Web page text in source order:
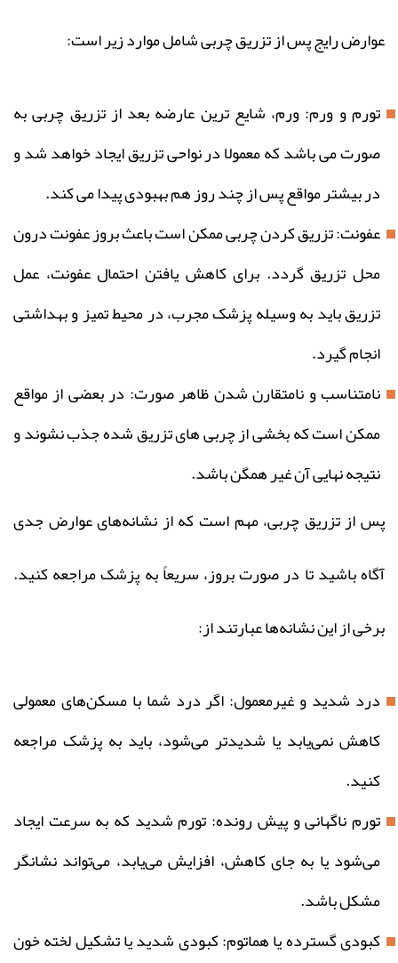
عوارض رایج پس از تزریق چربی شامل موارد زیر است:
تورم و ورم: ورم، شایع ترین عارضه بعد از تزریق چربی به
صورت می باشد که معمولا در نواحی تزریق ایجاد خواهد شد و
در بیشتر مواقع پس از چند روز هم بهبودی پیدا می کند.
عفونت: تزریق کردن چربی ممکن است باعث بروز عفونت درون
محل تزریق گردد. برای کاهش یافتن احتمال عفونت، عمل
تزریق باید به وسیله پزشک مجرب، در محیط تمیز و بهداشتی
انجام گیرد.
نامتناسب و نامتقارن شدن ظاهر صورت: در بعضی از مواقع
ممکن است که بخشی از چربی های تزریق شده جذب نشوند و
نتیجه نهایی آن غیر همگن باشد.
پس از تزریق چربی، مهم است که از نشانه‌های عوارض جدی
آگاه باشید تا در صورت بروز، سریعاً به پزشک مراجعه کنید.
برخی از این نشانه‌ها عبارتند از:
درد شدید و غیرمعمول: اگر درد شما با مسکن‌های معمولی
کاهش نمی‌یابد یا شدیدتر می‌شود، باید به پزشک مراجعه
کنید.
تورم ناگهانی و پیش‌ رونده: تورم شدید که به سرعت ایجاد
می‌شود یا به جای کاهش، افزایش می‌یابد، می‌تواند نشانگر
مشکل باشد.
کبودی گسترده یا هماتوم: کبودی شدید یا تشکیل لخته خون